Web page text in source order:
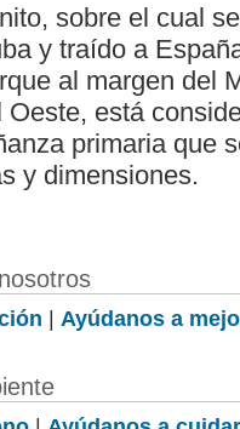
sobre el cual
y traído a
al margen del
está
primaria que
y dimensiones.
| Ayúdanos a